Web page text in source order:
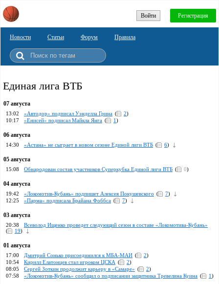
Войти Регистрация
Новости Статьи Форум Правила
Единая лига ВТБ
07 августа
13:02 «Автодор» подписал Уэнделла Грина ( 2)
10:17
«Енисей» подписал Майкла Янга ( 1)
06 августа
14:30 «Астана» не сыграет в новом сезоне Единой лиги ВТБ ( 6)
05 августа
15:08 Обнародован состав участников Суперкубка Единой лиги ВТБ ( 0)
04 августа
19:42 «Локомотив-Кубань» подпишет Алексея Покушевского ( 7)
12:25
«Парма» подписала Брайана Фоббса ( 7)
03 августа
20:38
Всеволод Ищенко проведет следующий сезон в составе «Локомотива-Кубань»
(
19)
01 августа
17:00 Дмитрий Сонько присоединился к МБА-МАИ ( 2)
10:54
Кирилл Елатонцев стал игроком ЦСКА ( 2)
08:05
Сергей Зоткин продолжит карьеру в «Самаре» ( 2)
07:58
«Локомотив-Кубань» сообщил о подписании защитника Тревелина Куина ( 1)